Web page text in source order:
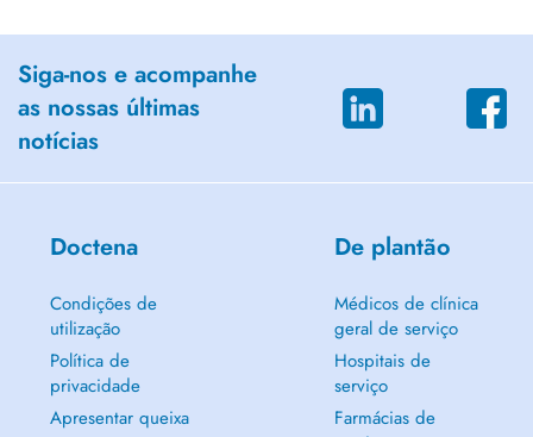
Siga-nos e acompanhe
as nossas últimas
notícias
Doctena
Condições de
utilização
Política de
privacidade
Apresentar queixa
De plantão
Médicos de clínica
geral de serviço
Hospitais de
serviço
Farmácias de